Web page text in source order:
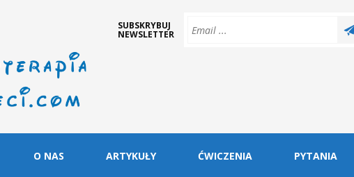
SUBSKRYBUJ
NEWSLETTER
O NAS ARTYKUŁY ĆWICZENIA PYTANIA